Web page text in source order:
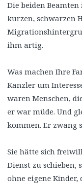
Die beiden
kurzen, schwarzen
ihm artig.
Was machen Ihre
Kanzler um
waren Menschen,
er war müde. Und
kommen. Er zwang
Sie hätte sich
Dienst zu schieben,
ohne eigene